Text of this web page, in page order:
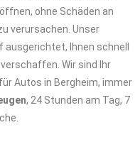
ohne Schäden an
verursachen. Unser
Ihnen schnell
Wir sind Ihr
Autos in Bergheim, immer
, 24 Stunden am Tag, 7